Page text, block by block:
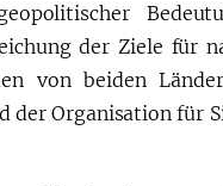
der Ziele für
von beiden
Organisation für